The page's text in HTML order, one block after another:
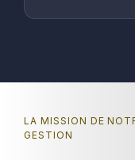
LA MISSION DE
GESTION